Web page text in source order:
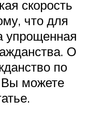
скорость
что для
упрощенная
О
по
можете